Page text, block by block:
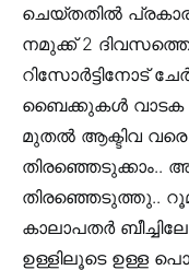
ചെയ്തതിൽ
നമുക്ക് 2
റിസോർട്ടിനോട്
ബൈക്കുകൾ വാടക
മുതൽ ആക്ടിവ
തിരഞ്ഞെടുത്തു..
കാലാപതർ
ഉള്ളിലൂടെ ഉള്ള